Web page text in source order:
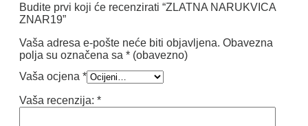
Budite prvi koji će recenzirati “ZLATNA NARUKVICA
ZNAR19”
Vaša adresa e-pošte neće biti objavljena. Obavezna
polja su označena sa * (obavezno)
Vaša ocjena *
Vaša recenzija: *